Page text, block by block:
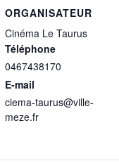
ORGANISATEUR
Cinéma Le Taurus
Téléphone
0467438170
E-mail
ciema-taurus@ville-
meze.fr